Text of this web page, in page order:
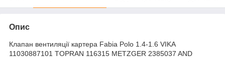
Опис
Клапан вентиляції картера Fabia Polo 1.4-1.6 VIKA
11030887101 TOPRAN 116315 METZGER 2385037 AND